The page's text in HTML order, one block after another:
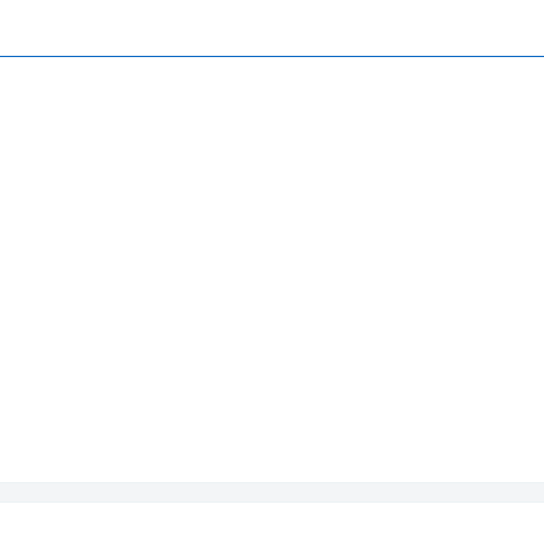
dung dịch làm sạch hoặc trước khi sử dụng trong các phân
tiện lợi và tiết kiệm thời gian.
khi đạt nhiệt độ mong muốn.
màn hình LCD giúp dễ dàng cài đặt thời gian, nhiệt độ và
độ trong khoảng 30 – 80 độ C, giúp nâng cao hiệu quả làm
lượng, đảm bảo sự ổn định và tuổi thọ thiết bị